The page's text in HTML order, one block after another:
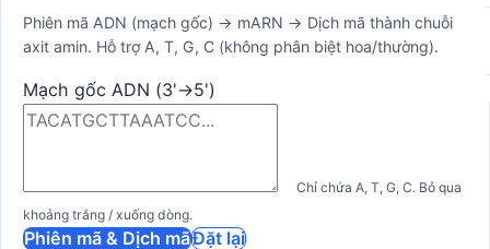
Máy
tính
Phiên mã ADN (mạch gốc) → mARN → Dịch mã thành chuỗi
axit amin. Hỗ trợ A, T, G, C (không phân biệt hoa/thường).
Mạch gốc ADN (3'→5')
Chỉ chứa A, T, G, C. Bỏ qua
khoảng trắng / xuống dòng.
Phiên mã & Dịch mãĐặt lại